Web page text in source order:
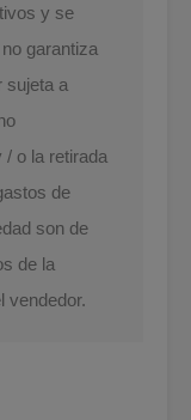
y se
garantiza
sujeta a
o la retirada
de
son de
de la
vendedor.